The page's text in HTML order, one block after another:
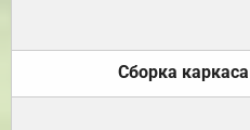
Сборка каркаса